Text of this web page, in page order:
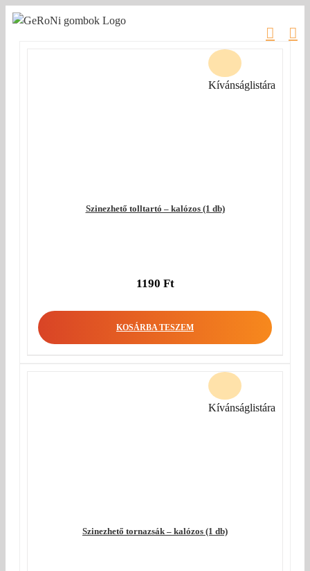
Kihagyás
Szinezhető tolltartó – kalózos (1 db)
1190 Ft
KOSÁRBA TESZEM
Kívánságlistára
Szinezhető tornazsák – kalózos (1 db)
Kívánságlistára